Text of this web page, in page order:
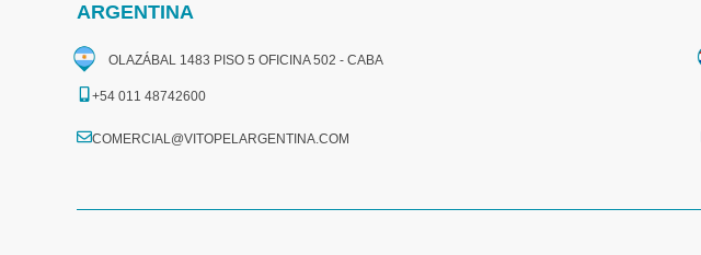
ARGENTINA
OLAZÁBAL 1483 PISO 5 OFICINA 502 - CABA
+54 011 48742600​
COMERCIAL@VITOPELARGENTINA.COM​